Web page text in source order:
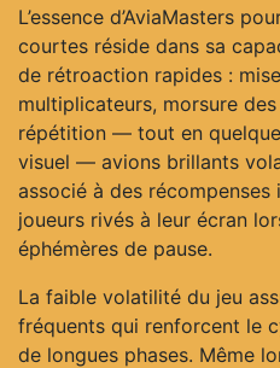
L’essence d’AviaMasters
courtes réside dans sa
de rétroaction rapides :
multiplicateurs, morsure
répétition — tout en
visuel — avions brillants
associé à des
joueurs rivés à leur écran
éphémères de pause.
La faible volatilité du jeu
fréquents qui renforcent le
de longues phases. Même